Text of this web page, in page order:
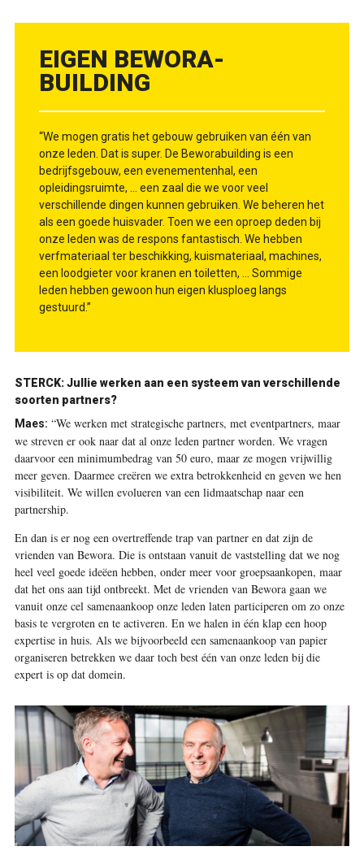
EIGEN BEWORA-
BUILDING
“We mogen gratis het gebouw gebruiken van één van
onze leden. Dat is super. De Beworabuilding is een
bedrijfsgebouw, een evenementenhal, een
opleidingsruimte, … een zaal die we voor veel
verschillende dingen kunnen gebruiken. We beheren het
als een goede huisvader. Toen we een oproep deden bij
onze leden was de respons fantastisch. We hebben
verfmateriaal ter beschikking, kuismateriaal, machines,
een loodgieter voor kranen en toiletten, … Sommige
leden hebben gewoon hun eigen klusploeg langs
gestuurd.”
STERCK: Jullie werken aan een systeem van verschillende
soorten partners?
Maes: “We werken met strategische partners, met eventpartners, maar
we streven er ook naar dat al onze leden partner worden. We vragen
daarvoor een minimumbedrag van 50 euro, maar ze mogen vrijwillig
meer geven. Daarmee creëren we extra betrokkenheid en geven we hen
visibiliteit. We willen evolueren van een lidmaatschap naar een
partnership.
En dan is er nog een overtreffende trap van partner en dat zijn de
vrienden van Bewora. Die is ontstaan vanuit de vaststelling dat we nog
heel veel goede ideëen hebben, onder meer voor groepsaankopen, maar
dat het ons aan tijd ontbreekt. Met de vrienden van Bewora gaan we
vanuit onze cel samenaankoop onze leden laten participeren om zo onze
basis te vergroten en te activeren. En we halen in één klap een hoop
expertise in huis. Als we bijvoorbeeld een samenaankoop van papier
organiseren betrekken we daar toch best één van onze leden bij die
expert is op dat domein.